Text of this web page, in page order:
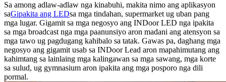
Sa among adlaw-adlaw nga kinabuhi, makita nimo ang aplikasyon
saGipakita ang LEDsa mga tindahan, supermarket ug uban pang
mga lugar. Gigamit sa mga negosyo ang INDoor LED nga ipakita
sa mga broadcast nga mga paanunsiyo aron madani ang atensyon sa
mga tawo ug pagdugang kahibalo sa tatak. Gawas pa, daghang mga
negosyo ang gigamit usab sa INDoor Lead aron mapahimutang ang
kahimtang sa lainlaing mga kalingawan sa mga sawang, mga korte
sa sulud, ug gymnasium aron ipakita ang mga posporo nga dili
pormal.